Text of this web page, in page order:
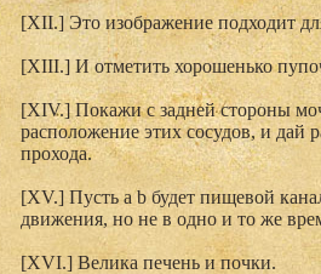
[XII.] Это изображение подходит
[XIII.] И отметить хорошенько
[XIV.] Покажи с задней стороны
расположение этих сосудов, и дай
прохода.
[XV.] Пусть а b будет пищевой
движения, но не в одно и то же
[XVI.] Велика печень и почки.